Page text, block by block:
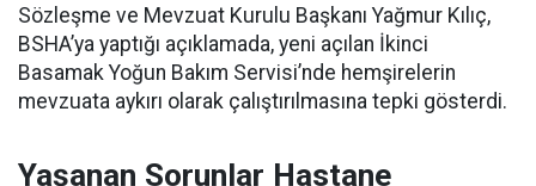
Sözleşme ve Mevzuat Kurulu Başkanı Yağmur Kılıç,
BSHA’ya yaptığı açıklamada, yeni açılan İkinci
Basamak Yoğun Bakım Servisi’nde hemşirelerin
mevzuata aykırı olarak çalıştırılmasına tepki gösterdi.
Yaşanan Sorunlar Hastane